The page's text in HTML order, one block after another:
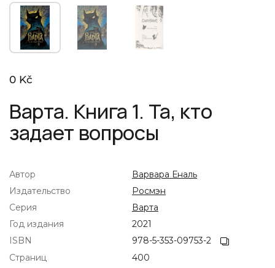
Показать слайд 1Показать слайд 2Показать слайд 3
Стандартная цена
0 Kč
Варта. Книга 1. Та, кто
задает вопросы
Автор
Варвара Еналь
Издательство
Росмэн
Серия
Варта
Год издания
2021
ISBN
978-5-353-09753-2
Страниц
400